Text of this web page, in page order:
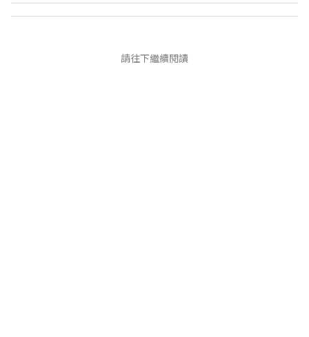
請往下繼續閱讀